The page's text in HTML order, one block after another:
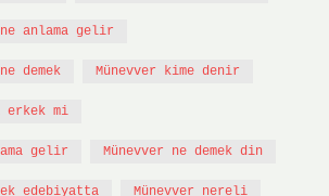
ne anlama gelir
demek Münevver kime denir
erkek mi
gelir Münevver ne demek din
edebiyatta Münevver nereli